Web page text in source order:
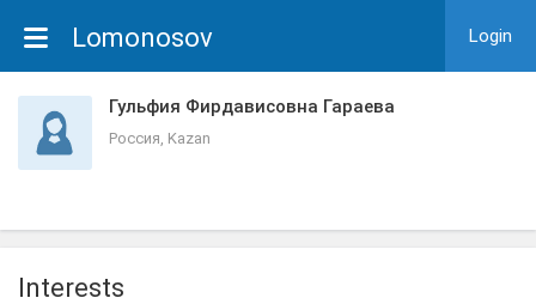
Lomonosov Login
Гульфия Фирдависовна Гараева
Россия, Kazan
Interests